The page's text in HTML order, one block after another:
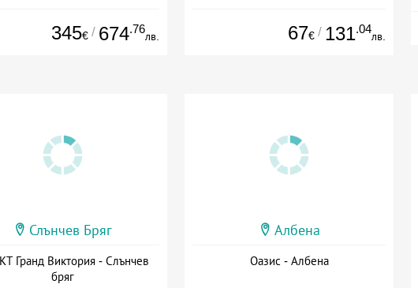
345€ / 674.76
лв. 67€ / 131.04
лв.
Слънчев Бряг
Гранд Виктория - Слънчев
бряг
Албена
Оазис - Албена